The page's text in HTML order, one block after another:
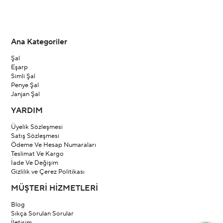
Ana Kategoriler
Şal
Eşarp
Simli Şal
Penye Şal
Janjan Şal
YARDIM
Üyelik Sözleşmesi
Satış Sözleşmesi
Ödeme Ve Hesap Numaraları
Teslimat Ve Kargo
İade Ve Değişim
Gizlilik ve Çerez Politikası
MÜŞTERİ HİZMETLERİ
Blog
Sıkça Sorulan Sorular